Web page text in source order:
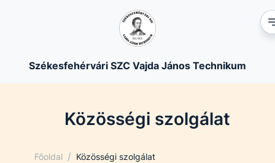
Székesfehérvári SZC Vajda János Technikum
Közösségi szolgálat
Főoldal / Közösségi szolgálat